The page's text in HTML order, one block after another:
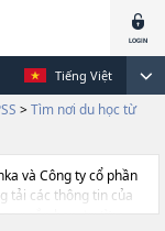
Tiếng Việt
> Tìm nơi du học từ
và Công ty cổ phần
tải các thông tin của
ngắn hạn, trường